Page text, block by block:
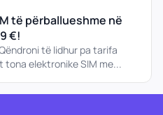
të përballueshme në
€!
të lidhur pa tarifa
tona elektronike SIM me...